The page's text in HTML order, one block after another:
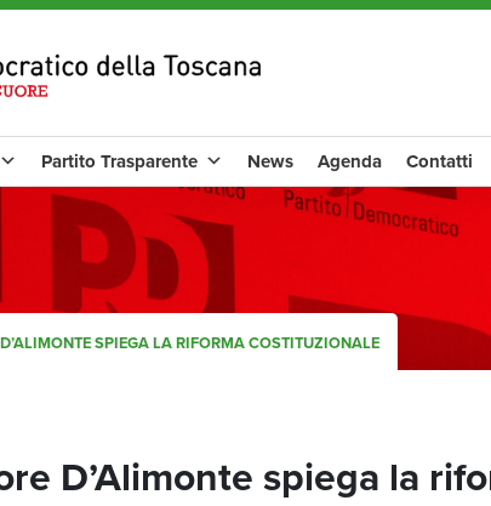
Partito Trasparente News Agenda Contatti
SPIEGA LA RIFORMA COSTITUZIONALE
D’Alimonte spiega la